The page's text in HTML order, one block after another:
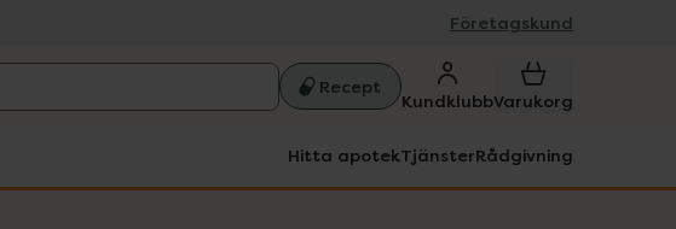
Företagskund
Recept
KundklubbVarukorg
Hitta apotekTjänsterRådgivning